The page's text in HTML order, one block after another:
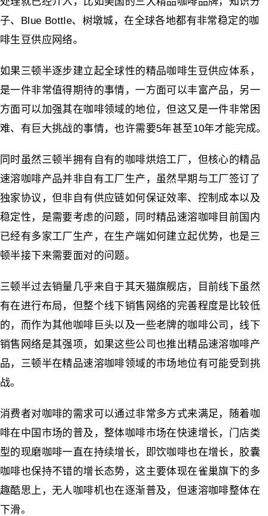
子、Blue Bottle、树墩城，在全球各地都有非常稳定的咖
啡生豆供应网络。
如果三顿半逐步建立起全球性的精品咖啡生豆供应体系，
是一件非常值得期待的事情，一方面可以丰富产品，另一
方面可以加强其在咖啡领域的地位，但这又是一件非常困
难、有巨大挑战的事情，也许需要5年甚至10年才能完成。
同时虽然三顿半拥有自有的咖啡烘焙工厂，但核心的精品
速溶咖啡产品并非自有工厂生产，虽然早期与工厂签订了
独家协议，但非自有供应链如何保证效率、控制成本以及
稳定性，是需要考虑的问题，同时精品速溶咖啡目前国内
已经有多家工厂生产，在生产端如何建立起优势，也是三
顿半接下来需要面对的问题。
三顿半过去销量几乎来自于其天猫旗舰店，目前线下虽然
有在进行布局，但整个线下销售网络的完善程度是比较低
的，而作为其他咖啡巨头以及一些老牌的咖啡公司，线下
销售网络是其强项，如果这些公司也推出精品速溶咖啡产
品，三顿半在精品速溶咖啡领域的市场地位有可能受到挑
战。
消费者对咖啡的需求可以通过非常多方式来满足，随着咖
啡在中国市场的普及，整体咖啡市场在快速增长，门店类
型的现磨咖啡一直在持续增长，即饮咖啡也在增长，胶囊
咖啡也保持不错的增长态势，这主要体现在雀巢旗下的多
趣酷思上，无人咖啡机也在逐渐普及，但速溶咖啡整体在
下滑。